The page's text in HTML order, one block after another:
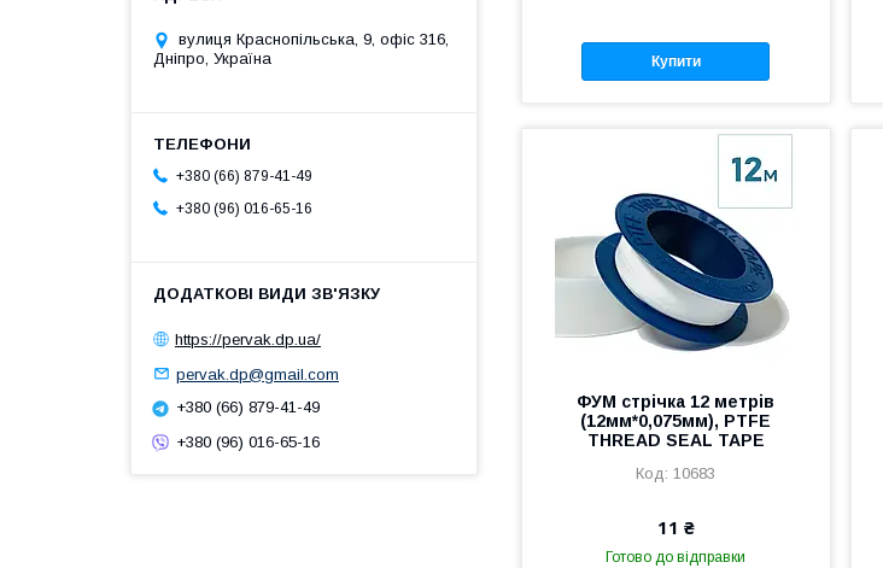
Купити
ФУМ стрічка 12 метрів
(12мм*0,075мм), PTFE
THREAD SEAL TAPE
10683
11 ₴
Готово до відправки
вулиця Краснопільська, 9, офіс 316,
Дніпро, Україна
+380 (66) 879-41-49
+380 (96) 016-65-16
https://pervak.dp.ua/
pervak.dp@gmail.com
+380 (66) 879-41-49
+380 (96) 016-65-16